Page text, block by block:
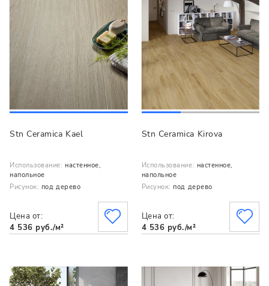
Stn Ceramica Kael
Использование: настенное,
напольное
Рисунок: под дерево
Цена от:
4 536 руб./м²
Stn Ceramica Kirova
Использование: настенное,
напольное
Рисунок: под дерево
Цена от:
4 536 руб./м²